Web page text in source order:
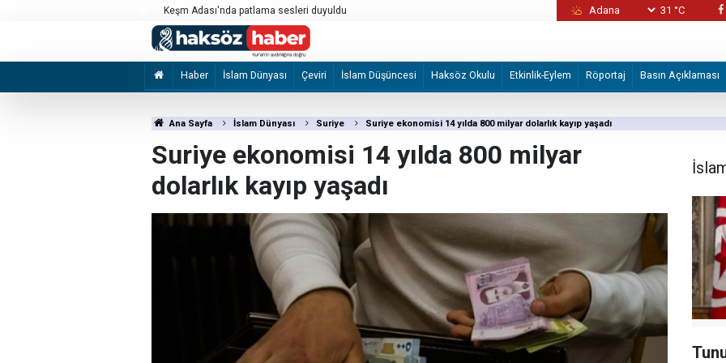
İzmir Büyükşehir Belediyesine yönelik "ihaleye fesat karıştırma" soruşturmasında
2 şüpheli tutuklandı
Kaos fırıldakları yine devrede: Şam’da
31 °C
Haber İslam Dünyası Çeviri İslam Düşüncesi Haksöz Okulu Etkinlik-Eylem Röportaj Basın Açıklaması
Ana Sayfa İslam Dünyası Suriye Suriye ekonomisi 14 yılda 800 milyar dolarlık kayıp yaşadı
Suriye ekonomisi 14 yılda 800 milyar
dolarlık kayıp yaşadı